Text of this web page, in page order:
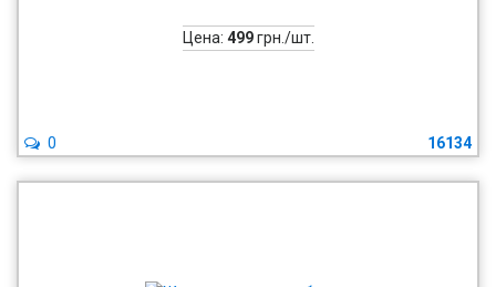
Цена: 499грн./шт.
16134
0